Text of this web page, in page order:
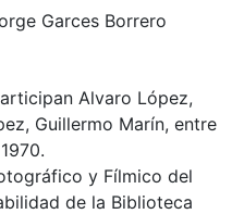
Garces Borrero
Alvaro López,
Guillermo Marín, entre
y Fílmico del
de la Biblioteca